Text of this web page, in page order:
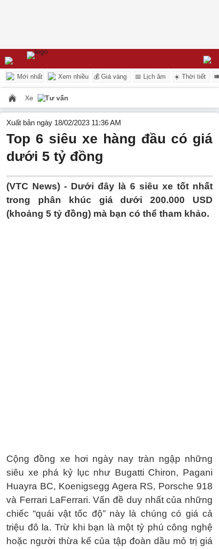
Mới nhất Xem nhiều 💰 Giá vàng 📅 Lịch âm ☀️ Thời tiết
Xe Tư vấn
Xuất bản ngày 18/02/2023 11:36 AM
Top 6 siêu xe hàng đầu có giá
dưới 5 tỷ đồng
(VTC News) - Dưới đây là 6 siêu xe tốt nhất
trong phân khúc giá dưới 200.000 USD
(khoảng 5 tỷ đồng) mà bạn có thể tham khảo.
Cộng đồng xe hơi ngày nay tràn ngập những
siêu xe phá kỷ lục như Bugatti Chiron, Pagani
Huayra BC, Koenigsegg Agera RS, Porsche 918
và Ferrari LaFerrari. Vấn đề duy nhất của những
chiếc “quái vật tốc độ” này là chúng có giá cả
triệu đô la. Trừ khi bạn là một tỷ phú công nghệ
hoặc người thừa kế của tập đoàn dầu mỏ trị giá